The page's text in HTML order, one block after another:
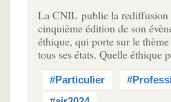
La CNIL publie la rediffusion
cinquième édition de son
éthique, qui porte sur le
tous ses états. Quelle éthique
#Particulier